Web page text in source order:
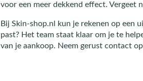
voor een meer dekkend effect.
Bij Skin-shop.nl kun je rekenen op een
past? Het team staat klaar om je te
van je aankoop. Neem gerust contact